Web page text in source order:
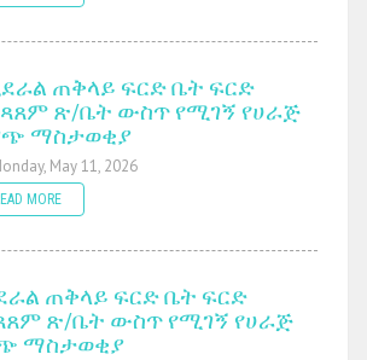
ጠቅላይ ፍርድ ቤት ፍርድ
ጽ/ቤት ውስጥ የሚገኝ የሀራጅ
ማስታወቂያ
May 11, 2026
MORE
ጠቅላይ ፍርድ ቤት ፍርድ
ጽ/ቤት ውስጥ የሚገኝ የሀራጅ
ማስታወቂያ